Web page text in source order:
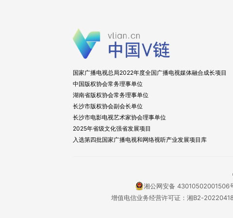
国家广播电视总局2022年度全国广播电视媒体融合成长项目
中国版权协会常务理事单位
湖南省版权协会常务理事单位
长沙市版权协会副会长单位
长沙市电影电视艺术家协会理事单位
2025年省级文化强省发展项目
入选第四批国家广播电视和网络视听产业发展项目库
湘公网安备 43010502001506
增值电信业务经营许可证：湘B2-